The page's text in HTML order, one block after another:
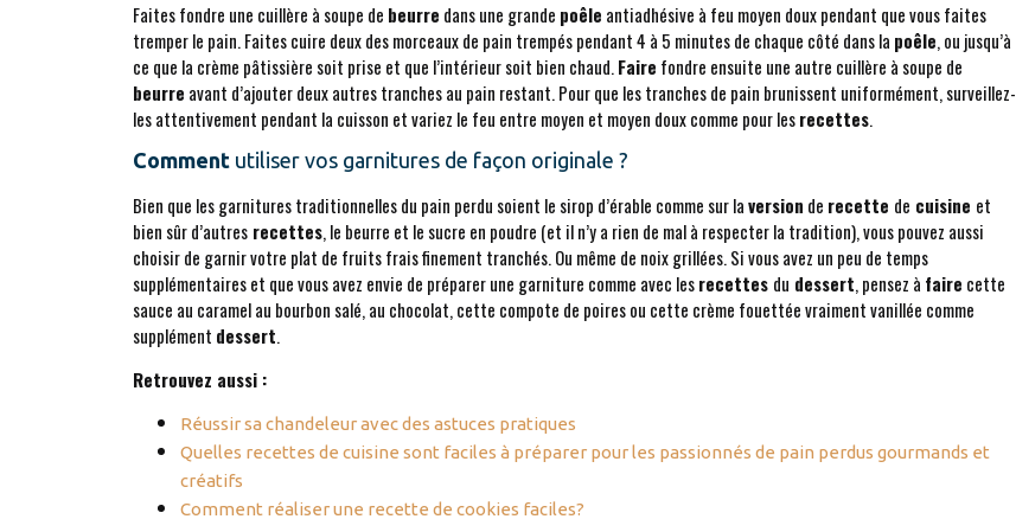
Faites fondre une cuillère à soupe de beurre dans une grande poêle antiadhésive à feu moyen doux pendant que vous faites
tremper le pain. Faites cuire deux des morceaux de pain trempés pendant 4 à 5 minutes de chaque côté dans la poêle, ou jusqu’à
ce que la crème pâtissière soit prise et que l’intérieur soit bien chaud.Faire fondre ensuite une autre cuillère à soupe de
beurre avant d’ajouter deux autres tranches au pain restant. Pour que les tranches de pain brunissent uniformément, surveillez-
les attentivement pendant la cuisson et variez le feu entre moyen et moyen doux comme pour lesrecettes.
Comment utiliser vos garnitures de façon originale ?
Bien que les garnitures traditionnelles du pain perdu soient le sirop d’érable comme sur laversion de recette de cuisine et
bien sûr d’autres recettes, le beurre et le sucre en poudre (et il n’y a rien de mal à respecter la tradition), vous pouvez aussi
choisir de garnir votre plat de fruits frais finement tranchés. Ou même de noix grillées. Si vous avez un peu de temps
supplémentaires et que vous avez envie de préparer une garniture comme avec lesrecettes du dessert, pensez à faire cette
sauce au caramel au bourbon salé, au chocolat, cette compote de poires ou cette crème fouettée vraiment vanillée comme
supplément dessert.
Retrouvez aussi :
Réussir sa chandeleur avec des astuces pratiques
Quelles recettes de cuisine sont faciles à préparer pour les passionnés de pain perdus gourmands et
créatifs
Comment réaliser une recette de cookies faciles?